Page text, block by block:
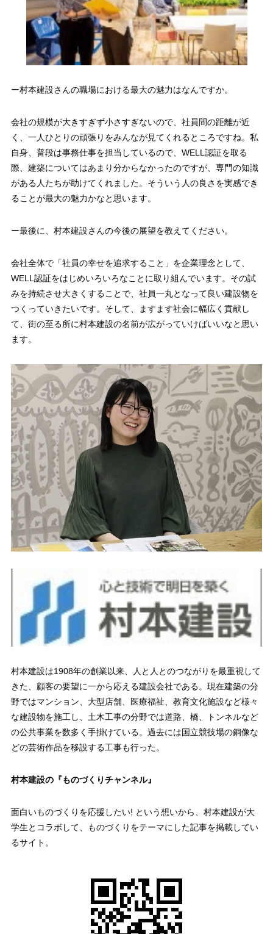
ー村本建設さんの職場における最大の魅力はなんですか。
会社の規模が大きすぎず小さすぎないので、社員間の距離が近
く、一人ひとりの頑張りをみんなが見てくれるところですね。私
自身、普段は事務仕事を担当しているので、WELL認証を取る
際、建築についてはあまり分からなかったのですが、専門の知識
がある人たちが助けてくれました。そういう人の良さを実感でき
ることが最大の魅力かなと思います。
ー最後に、村本建設さんの今後の展望を教えてください。
会社全体で「社員の幸せを追求すること」を企業理念として、
WELL認証をはじめいろいろなことに取り組んでいます。その試
みを持続させ大きくすることで、社員一丸となって良い建設物を
つくっていきたいです。そして、ますます社会に幅広く貢献し
て、街の至る所に村本建設の名前が広がっていけばいいなと思い
ます。
村本建設は1908年の創業以来、人と人とのつながりを最重視して
きた、顧客の要望に一から応える建設会社である。現在建築の分
野ではマンション、大型店舗、医療福祉、教育文化施設など様々
な建設物を施工し、土木工事の分野では道路、橋、トンネルなど
の公共事業を数多く手掛けている。過去には国立競技場の銅像な
どの芸術作品を移設する工事も行った。
村本建設の『ものづくりチャンネル』
面白いものづくりを応援したい! という想いから、村本建設が大
学生とコラボして、ものづくりをテーマにした記事を掲載してい
るサイト。